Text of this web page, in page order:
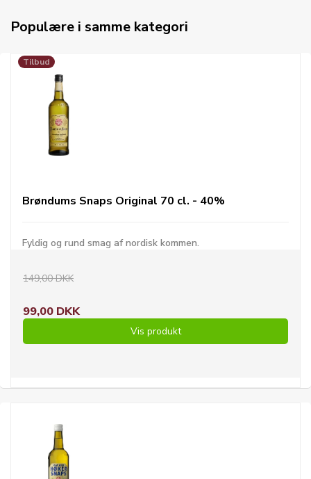
Populære i samme kategori
Tilbud
Brøndums Snaps Original 70 cl. - 40%
Fyldig og rund smag af nordisk kommen.
149,00 DKK
99,00 DKK
Vis produkt